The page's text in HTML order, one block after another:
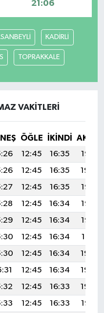
21:06
KADİRLİ
TOPRAKKALE
VAKITLERI
ÖĞLE İKINDI
12:45 16:35
19:55
12:45 16:35
19:54
12:45 16:35
19:53
12:45 16:34
19:53
12:45 16:34
19:52
12:45 16:34
19:51
12:45 16:34
19:50
12:45 16:34
19:49
12:45 16:33
19:48
12:45 16:33
19:47